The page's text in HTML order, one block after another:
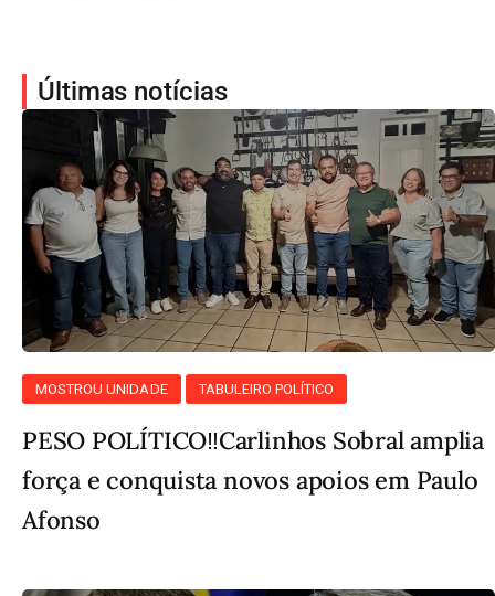
Últimas notícias
MOSTROU UNIDADE TABULEIRO POLÍTICO
PESO POLÍTICO‼️Carlinhos Sobral amplia
força e conquista novos apoios em Paulo
Afonso